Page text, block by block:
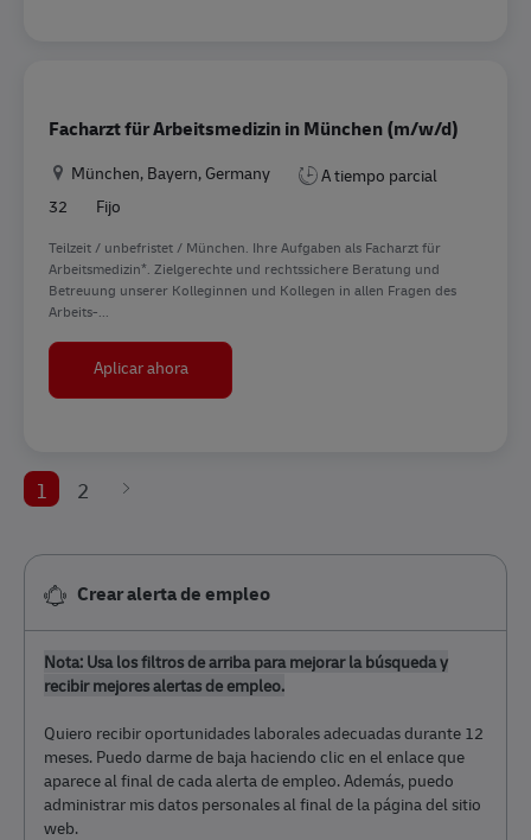
Facharzt für Arbeitsmedizin in München (m/w/d)
Ubicación
München, Bayern, Germany
A tiempo parcial
32
Fijo
Teilzeit / unbefristet / München. Ihre Aufgaben als Facharzt für
Arbeitsmedizin*. Zielgerechte und rechtssichere Beratung und
Betreuung unserer Kolleginnen und Kollegen in allen Fragen des
Arbeits-...
Aplicar ahoraFacharzt für Arbeitsmedizin in München (m/w/
1 2
Crear alerta de empleo
Nota: Usa los filtros de arriba para mejorar la búsqueda y
recibir mejores alertas de empleo.
​​​​​​​Quiero recibir oportunidades laborales adecuadas durante 12
meses. Puedo darme de baja haciendo clic en el enlace que
aparece al final de cada alerta de empleo. Además, puedo
administrar mis datos personales al final de la página del sitio
web.